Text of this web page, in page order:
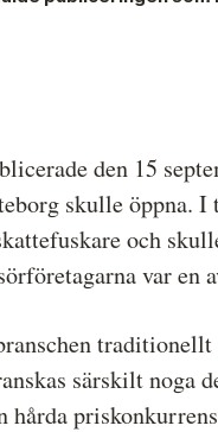
den 15
skulle öppna.
och
var en
särskilt noga
hårda